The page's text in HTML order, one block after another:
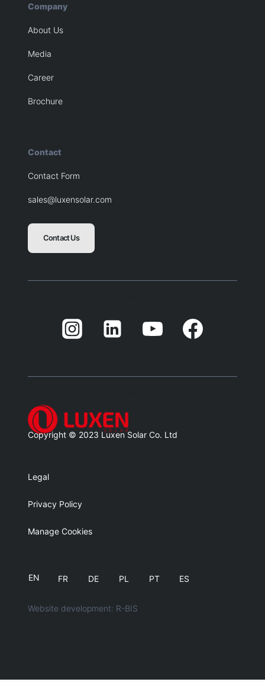
Company
About Us
Media
Career
Brochure
Contact
Contact Form
sales@luxensolar.com
Contact Us
Copyright © 2023 Luxen Solar Co. Ltd
Legal
Privacy Policy
Manage Cookies
EN FR DE PL PT ES
Website development: R-BIS